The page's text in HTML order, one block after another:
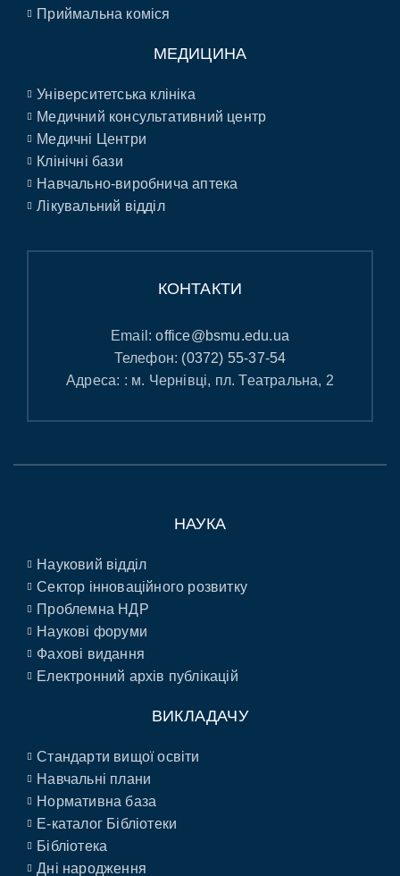
Приймальна коміся
МЕДИЦИНА
Університетська клініка
Медичний консультативний центр
Медичні Центри
Клінічні бази
Навчально-виробнича аптека
Лікувальний відділ
КОНТАКТИ
Email:office@bsmu.edu.ua
Телефон: (0372) 55-37-54
Адреса: : м. Чернівці, пл. Театральна, 2
НАУКА
Науковий відділ
Сектор інноваційного розвитку
Проблемна НДР
Наукові форуми
Фахові видання
Електронний архів публікацій
ВИКЛАДАЧУ
Стандарти вищої освіти
Навчальні плани
Нормативна база
E-каталог Бібліотеки
Бібліотека
Дні народження